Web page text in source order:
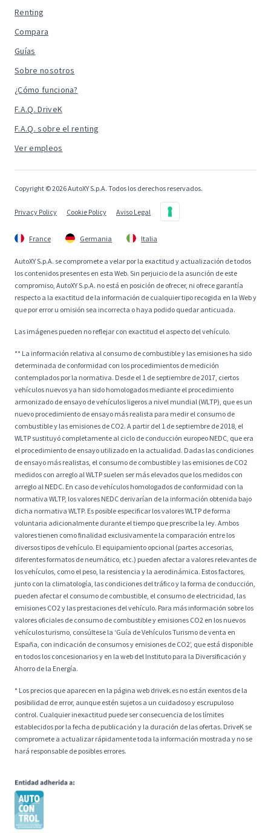
Renting
Compara
Guías
Sobre nosotros
¿Cómo funciona?
F.A.Q. DriveK
F.A.Q. sobre el renting
Ver empleos
Copyright © 2026 AutoXY S.p.A. Todos los derechos reservados.
Privacy Policy Cookie Policy Aviso Legal
France Germania Italia
AutoXY S.p.A. se compromete a velar por la exactitud y actualización de todos
los contenidos presentes en esta Web. Sin perjuicio de la asunción de este
compromiso, AutoXY S.p.A. no está en posición de ofrecer, ni ofrece garantía
respecto a la exactitud de la información de cualquier tipo recogida en la Web y
que por error u omisión sea incorrecta o haya podido quedar anticuada.
Las imágenes pueden no reflejar con exactitud el aspecto del vehículo.
** La información relativa al consumo de combustible y las emisiones ha sido
determinada de conformidad con los procedimientos de medición
contemplados por la normativa. Desde el 1 de septiembre de 2017, ciertos
vehículos nuevos ya han sido homologados mediante el procedimiento
armonizado de ensayo de vehículos ligeros a nivel mundial (WLTP), que es un
nuevo procedimiento de ensayo más realista para medir el consumo de
combustible y las emisiones de CO2. A partir del 1 de septiembre de 2018, el
WLTP sustituyó completamente al ciclo de conducción europeo NEDC, que era
el procedimiento de ensayo utilizado en la actualidad. Dadas las condiciones
de ensayo más realistas, el consumo de combustible y las emisiones de CO2
medidos con arreglo al WLTP suelen ser más elevados que los medidos con
arreglo al NEDC. En caso de vehículos homologados de conformidad con la
normativa WLTP, los valores NEDC derivarían de la información obtenida bajo
dicha normativa WLTP. Es posible especificar los valores WLTP de forma
voluntaria adicionalmente durante el tiempo que prescribe la ley. Ambos
valores tienen como finalidad exclusivamente la comparación entre los
diversos tipos de vehículo. El equipamiento opcional (partes accesorias,
diferentes formatos de neumático, etc.) pueden afectar a valores relevantes de
los vehículos, como el peso, la resistencia y la aerodinámica. Estos factores,
junto con la climatología, las condiciones del tráfico y la forma de conducción,
pueden afectar el consumo de combustible, el consumo de electricidad, las
emisiones CO2 y las prestaciones del vehículo. Para más información sobre los
valores oficiales de consumo de combustible y emisiones CO2 en los nuevos
vehículos turismo, consúltese la ‘Guía de Vehículos Turismo de venta en
España, con indicación de consumos y emisiones de CO2’, que está disponible
en todos los concesionarios y en la web del Instituto para la Diversificación y
Ahorro de la Energía.
* Los precios que aparecen en la página web drivek.es no están exentos de la
posibilidad de error, aunque estén sujetos a un cuidadoso y escrupuloso
control. Cualquier inexactitud puede ser consecuencia de los límites
establecidos por la fecha de publicación y la duración de las ofertas. DriveK se
compromete a actualizar rápidamente toda la información mostrada y no se
hará responsable de posibles errores.